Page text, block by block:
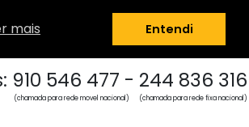
mais Entendi
546 477 - 244 836 316
(chamada para rede movel nacional) (chamada para rede fixa nacional)